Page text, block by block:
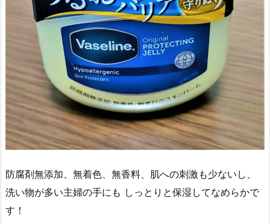
防腐剤無添加、無着色、無香料、肌への刺激も少ないし、
洗い物が多い主婦の手にも しっとりと保湿してなめらかで
す！